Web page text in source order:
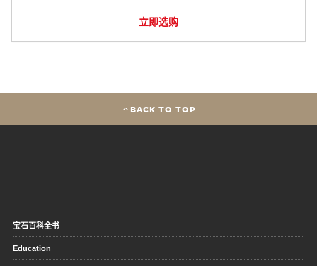
立即选购
BACK TO TOP
宝石百科全书
Education